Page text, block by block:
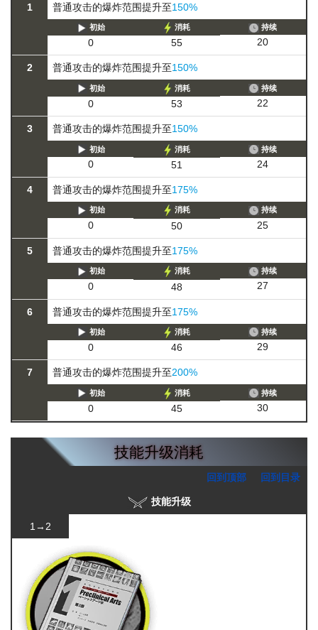
1 普通攻击的爆炸范围提升至150%
初始
0
消耗
55
持续
20
2 普通攻击的爆炸范围提升至150%
初始
0
消耗
53
持续
22
3 普通攻击的爆炸范围提升至150%
初始
0
消耗
51
持续
24
4 普通攻击的爆炸范围提升至175%
初始
0
消耗
50
持续
25
5 普通攻击的爆炸范围提升至175%
初始
0
消耗
48
持续
27
6 普通攻击的爆炸范围提升至175%
初始
0
消耗
46
持续
29
7 普通攻击的爆炸范围提升至200%
初始
0
消耗
45
持续
30
技能升级消耗
回到顶部 回到目录
技能升级
1→2